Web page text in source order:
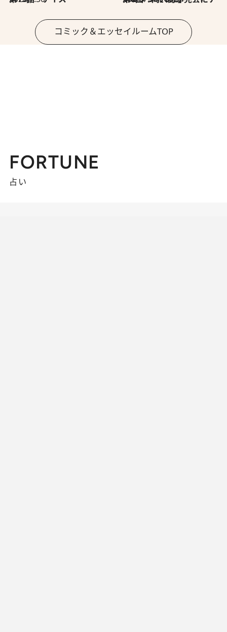
コミック＆エッセイルームTOP
FORTUNE
占い